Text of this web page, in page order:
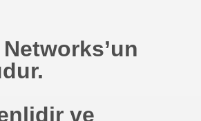
ve
için 'Eve Dönüş' programını